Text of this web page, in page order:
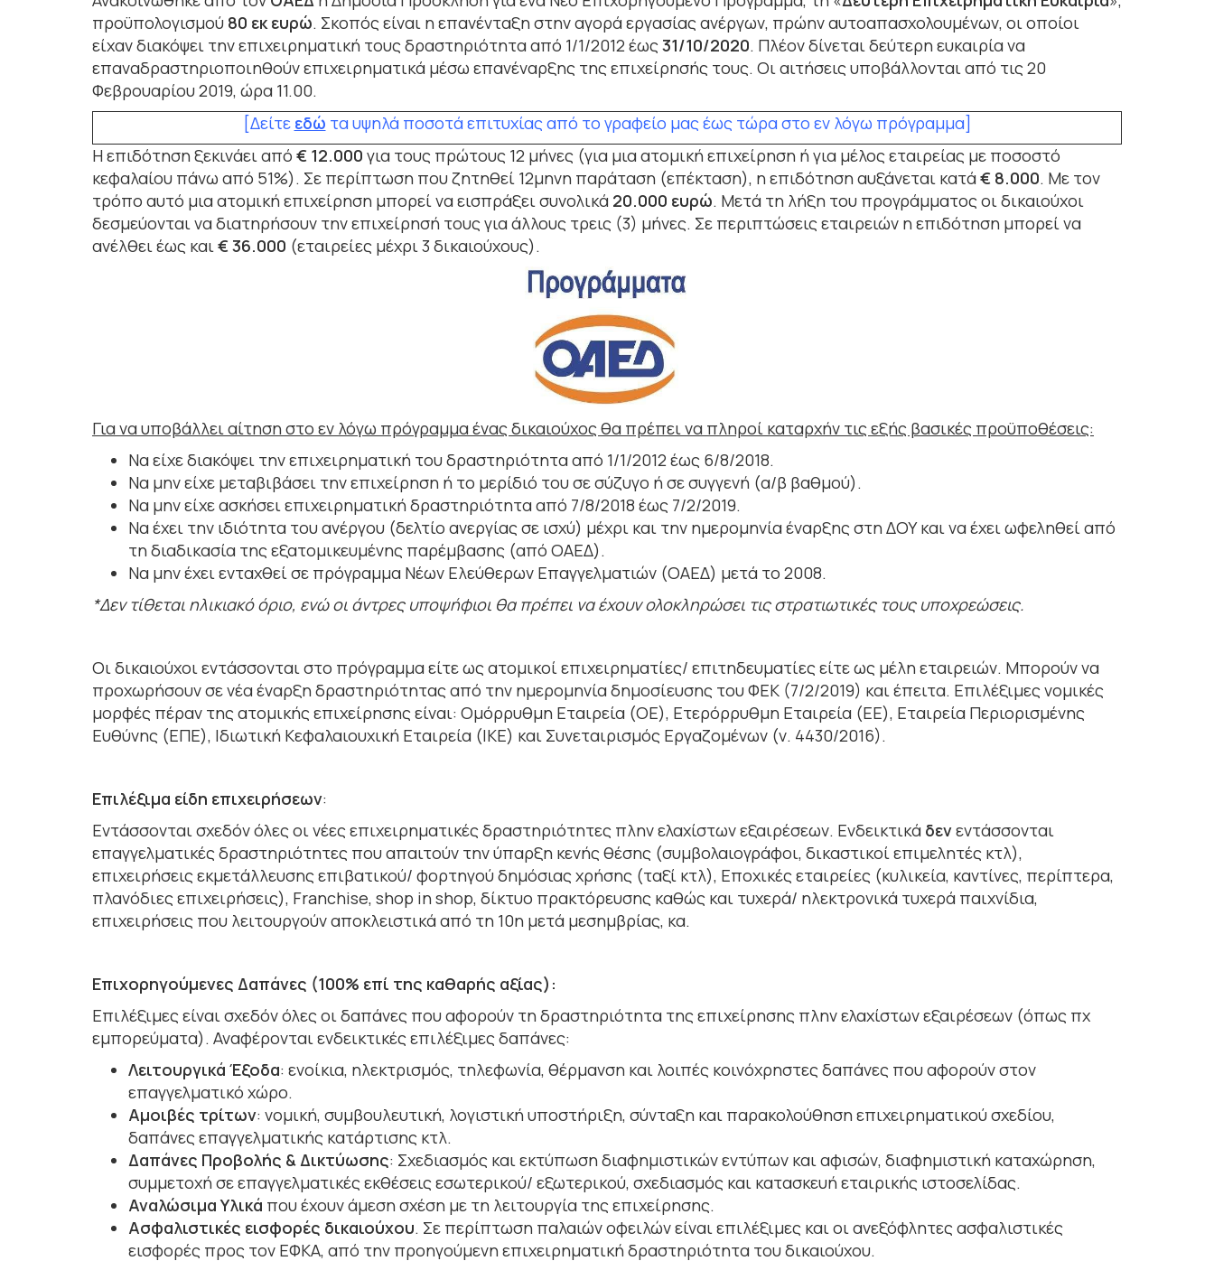
προϋπολογισμού 80 εκ ευρώ. Σκοπός είναι η επανένταξη στην αγορά εργασίας ανέργων, πρώην αυτοαπασχολουμένων, οι οποίοι
είχαν διακόψει την επιχειρηματική τους δραστηριότητα από 1/1/2012 έως31/10/2020. Πλέον δίνεται δεύτερη ευκαιρία να
επαναδραστηριοποιηθούν επιχειρηματικά μέσω επανέναρξης της επιχείρησής τους. Οι αιτήσεις υποβάλλονται από τις 20
Φεβρουαρίου 2019, ώρα 11.00.
[Δείτε εδώ τα υψηλά ποσοτά επιτυχίαςαπό το γραφείο μας έως τώρα στο εν λόγω πρόγραμμα]
Η επιδότηση ξεκινάει από € 12.000 για τους πρώτους 12 μήνες (για μια ατομική επιχείρηση ή για μέλος εταιρείας με ποσοστό
κεφαλαίου πάνω από 51%). Σε περίπτωση που ζητηθεί 12μηνη παράταση (επέκταση), η επιδότηση αυξάνεται κατά € 8.000. Με τον
τρόπο αυτό μια ατομική επιχείρηση μπορεί να εισπράξει συνολικά 20.000 ευρώ. Μετά τη λήξη του προγράμματος οι δικαιούχοι
δεσμεύονται να διατηρήσουν την επιχείρησή τους για άλλους τρεις (3) μήνες. Σε περιπτώσεις εταιρειών η επιδότηση μπορεί να
ανέλθει έως και€ 36.000 (εταιρείες μέχρι 3 δικαιούχους).
Για να υποβάλλει αίτηση στο εν λόγω πρόγραμμα ένας δικαιούχος θα πρέπει να πληροί καταρχήν τις εξής βασικές προϋποθέσεις:
Να είχε διακόψει την επιχειρηματική του δραστηριότητα από 1/1/2012 έως 6/8/2018.
Να μην είχε μεταβιβάσει την επιχείρηση ή το μερίδιό του σε σύζυγο ή σε συγγενή (α/β βαθμού).
Να μην είχε ασκήσει επιχειρηματική δραστηριότητα από 7/8/2018 έως 7/2/2019.
Να έχει την ιδιότητα του ανέργου (δελτίο ανεργίας σε ισχύ) μέχρι και την ημερομηνία έναρξης στη ΔΟΥ και να έχει ωφεληθεί από
τη διαδικασία της εξατομικευμένης παρέμβασης (από ΟΑΕΔ).
Να μην έχει ενταχθεί σε πρόγραμμα Νέων Ελεύθερων Επαγγελματιών (ΟΑΕΔ) μετά το 2008.
*Δεν τίθεται ηλικιακό όριο, ενώ οι άντρες υποψήφιοι θα πρέπει να έχουν ολοκληρώσει τις στρατιωτικές τους υποχρεώσεις.
Οι δικαιούχοι εντάσσονται στο πρόγραμμα είτε ως ατομικοί επιχειρηματίες/ επιτηδευματίες είτε ως μέλη εταιρειών. Μπορούν να
προχωρήσουν σε νέα έναρξη δραστηριότητας από την ημερομηνία δημοσίευσης του ΦΕΚ (7/2/2019) και έπειτα. Επιλέξιμες νομικές
μορφές πέραν της ατομικής επιχείρησης είναι: Ομόρρυθμη Εταιρεία (ΟΕ), Ετερόρρυθμη Εταιρεία (ΕΕ), Εταιρεία Περιορισμένης
Ευθύνης (ΕΠΕ), Ιδιωτική Κεφαλαιουχική Εταιρεία (ΙΚΕ) και Συνεταιρισμός Εργαζομένων (ν. 4430/2016).
Επιλέξιμα είδη επιχειρήσεων:
Εντάσσονται σχεδόν όλες οι νέες επιχειρηματικές δραστηριότητες πλην ελαχίστων εξαιρέσεων. Ενδεικτικά δενεντάσσονται
επαγγελματικές δραστηριότητες που απαιτούν την ύπαρξη κενής θέσης (συμβολαιογράφοι, δικαστικοί επιμελητές κτλ),
επιχειρήσεις εκμετάλλευσης επιβατικού/ φορτηγού δημόσιας χρήσης (ταξί κτλ), Εποχικές εταιρείες (κυλικεία, καντίνες, περίπτερα,
πλανόδιες επιχειρήσεις), Franchise, shop in shop, δίκτυο πρακτόρευσης καθώς και τυχερά/ ηλεκτρονικά τυχερά παιχνίδια,
επιχειρήσεις που λειτουργούν αποκλειστικά από τη 10η μετά μεσημβρίας, κα.
Επιχορηγούμενες Δαπάνες (100% επί της καθαρής αξίας):
Επιλέξιμες είναι σχεδόν όλες οι δαπάνες που αφορούν τη δραστηριότητα της επιχείρησης πλην ελαχίστων εξαιρέσεων (όπως πχ
εμπορεύματα). Αναφέρονται ενδεικτικές επιλέξιμες δαπάνες:
Λειτουργικά Έξοδα: ενοίκια, ηλεκτρισμός, τηλεφωνία, θέρμανση και λοιπές κοινόχρηστες δαπάνες που αφορούν στον
επαγγελματικό χώρο.
Αμοιβές τρίτων: νομική, συμβουλευτική, λογιστική υποστήριξη, σύνταξη και παρακολούθηση επιχειρηματικού σχεδίου,
δαπάνες επαγγελματικής κατάρτισης κτλ.
Δαπάνες Προβολής & Δικτύωσης: Σχεδιασμός και εκτύπωση διαφημιστικών εντύπων και αφισών, διαφημιστική καταχώρηση,
συμμετοχή σε επαγγελματικές εκθέσεις εσωτερικού/ εξωτερικού, σχεδιασμός και κατασκευή εταιρικής ιστοσελίδας.
Αναλώσιμα Υλικά που έχουν άμεση σχέση με τη λειτουργία της επιχείρησης.
Ασφαλιστικές εισφορές δικαιούχου. Σε περίπτωση παλαιών οφειλών είναι επιλέξιμες και οι ανεξόφλητες ασφαλιστικές
εισφορές προς τον ΕΦΚΑ, από την προηγούμενη επιχειρηματική δραστηριότητα του δικαιούχου.